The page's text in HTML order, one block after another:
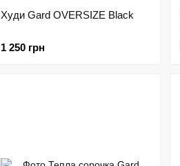
Худи Gard OVERSIZE Black
1 250 грн